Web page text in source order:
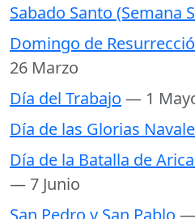
Sabado Santo (Semana
Domingo de
26 Marzo
Día del Trabajo — 1
Día de las Glorias
Día de la Batalla de
— 7 Junio
San Pedro y San Pablo —